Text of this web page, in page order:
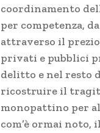
coordinamento
per competenza,
attraverso il
privati e pubblici
delitto e nel resto
ricostruire il
monopattino per
com’è ormai